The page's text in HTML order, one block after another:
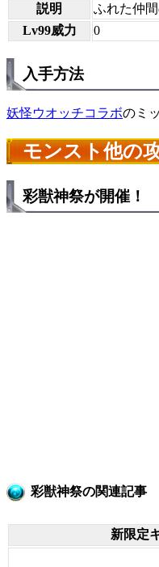
説明
ふれた仲
Lv99威力
0
入手方法
妖怪ウオッチコラボのミ
モンスト他の
彩獣神祭が開催！
彩獣神祭の関連記事
新限定